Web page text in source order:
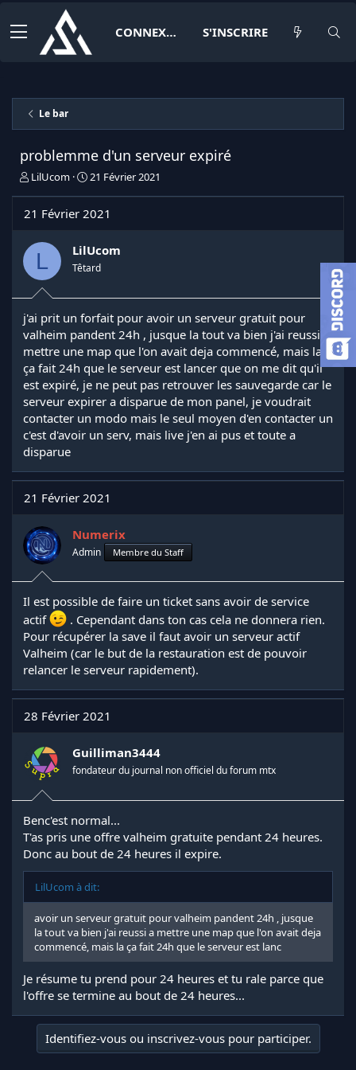
CONNEXION S'INSCRIRE
Le bar
problemme d'un serveur expiré
I
a
e
u
d
e
l
d
i
s
c
u
s
i
o
n
LilUcom
D
e
e
é
t
21 Février 2021
21 Février 2021
L LilUcom
Têtard
j'ai prit un forfait pour avoir un serveur gratuit pour
valheim pandent 24h , jusque la tout va bien j'ai reussi a
mettre une map que l'on avait deja commencé, mais la
ça fait 24h que le serveur est lancer que on me dit qu'il
est expiré, je ne peut pas retrouver les sauvegarde car le
serveur expirer a disparue de mon panel, je voudrait
contacter un modo mais le seul moyen d'en contacter un
c'est d'avoir un serv, mais live j'en ai pus et toute a
disparue
21 Février 2021
Numerix
Admin Membre du Staff
Il est possible de faire un ticket sans avoir de service
actif
. Cependant dans ton cas cela ne donnera rien.
Pour récupérer la save il faut avoir un serveur actif
Valheim (car le but de la restauration est de pouvoir
relancer le serveur rapidement).
28 Février 2021
Guilliman3444
fondateur du journal non officiel du forum mtx
Benc'est normal...
T'as pris une offre valheim gratuite pendant 24 heures.
Donc au bout de 24 heures il expire.
LilUcom à dit:
avoir un serveur gratuit pour valheim pandent 24h , jusque
la tout va bien j'ai reussi a mettre une map que l'on avait deja
commencé, mais la ça fait 24h que le serveur est lanc
Je résume tu prend pour 24 heures et tu rale parce que
l'offre se termine au bout de 24 heures...
Identifiez-vous ou inscrivez-vous pour participer.